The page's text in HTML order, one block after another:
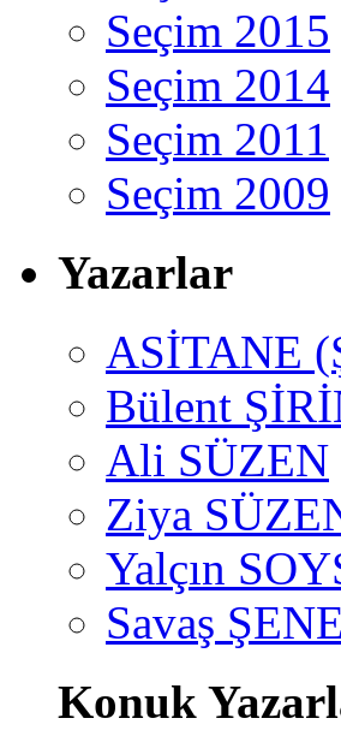
Seçim 2015
Seçim 2014
Seçim 2011
Seçim 2009
Yazarlar
ASİTANE
Bülent
Ali SÜZEN
Ziya
Yalçın
Savaş
Konuk